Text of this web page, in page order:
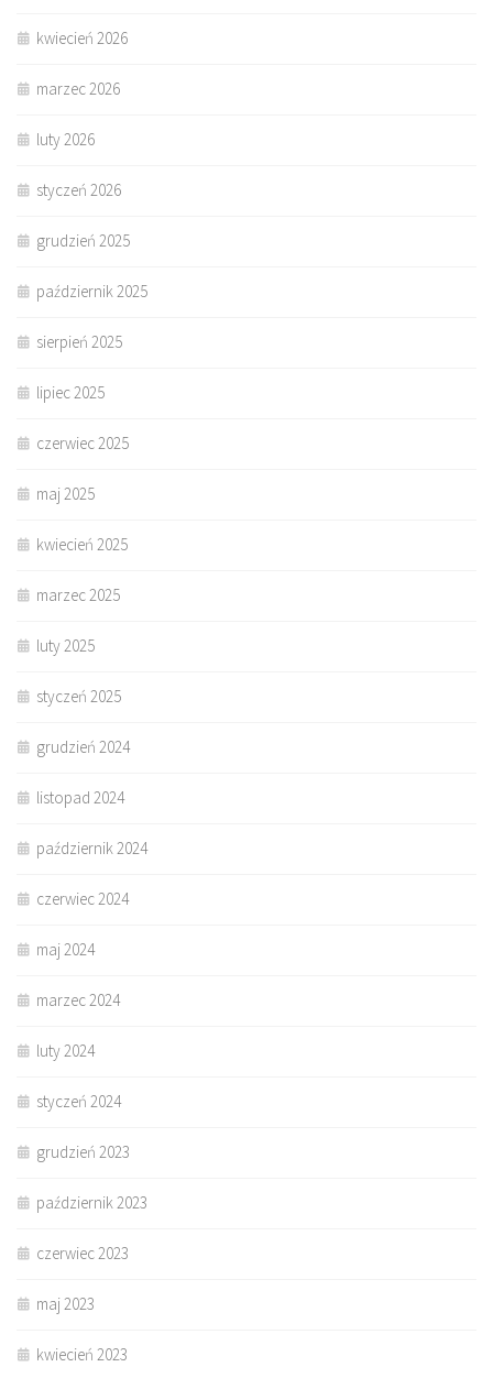
kwiecień 2026
marzec 2026
luty 2026
styczeń 2026
grudzień 2025
październik 2025
sierpień 2025
lipiec 2025
czerwiec 2025
maj 2025
kwiecień 2025
marzec 2025
luty 2025
styczeń 2025
grudzień 2024
listopad 2024
październik 2024
czerwiec 2024
maj 2024
marzec 2024
luty 2024
styczeń 2024
grudzień 2023
październik 2023
czerwiec 2023
maj 2023
kwiecień 2023